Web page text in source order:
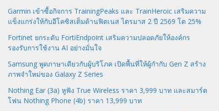
Garmin เข้าซื้อกิจการ TrainingPeaks และ TrainHeroic เสริมความ
แข็งแกร่งให้กับอีโคซิสเต็มด้านฟิตเนส ไตรมาส 2 ปี 2569 โต 25%
Fortinet ยกระดับ FortiEndpoint เสริมความปลอดภัยให้องค์กร
รองรับการใช้งาน AI อย่างมั่นใจ
Samsung พูดภาษาเดียวกับผู้บริโภค เปิดพื้นที่ให้ผู้กำกับ Gen Z สร้าง
ภาพจำใหม่ของ Galaxy Z Series
Nothing Ear (3a) หูฟัง True Wireless ราคา 3,999 บาท และสมาร์ต
โฟน Nothing Phone (4b) ราคา 13,999 บาท